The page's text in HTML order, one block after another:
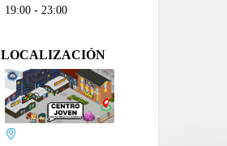
19:00 - 23:00
LOCALIZACIÓN